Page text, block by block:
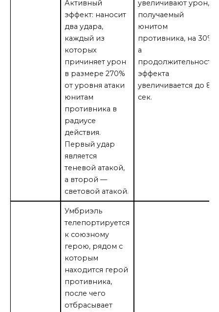
Активный
эффект: наносит
два удара,
каждый из
которых
причиняет урон
в размере 270%
от уровня атаки
юнитам
противника в
радиусе
действия.
Первый удар
является
теневой атакой,
а второй —
световой атакой.
увеличивают урон,
получаемый
юнитом
противника, на 30%,
а
продолжительность
эффекта
увеличивается до 8
сек.
Умбриэль
телепортируется
к союзному
герою, рядом с
которым
находится герой
противника,
после чего
отбрасывает